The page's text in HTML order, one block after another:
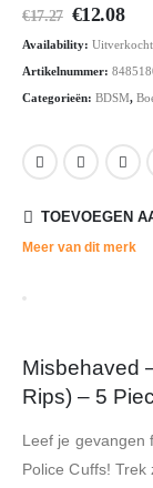
€17.27
was:
€17.27.
€12.08
is:
Availability: Uitverkocht
Artikelnummer:
Categorieën: BDSM,
TOEVOEGEN
Meer van dit merk
Misbehaved
Rips) – 5
Leef je gevangen
Police Cuffs!